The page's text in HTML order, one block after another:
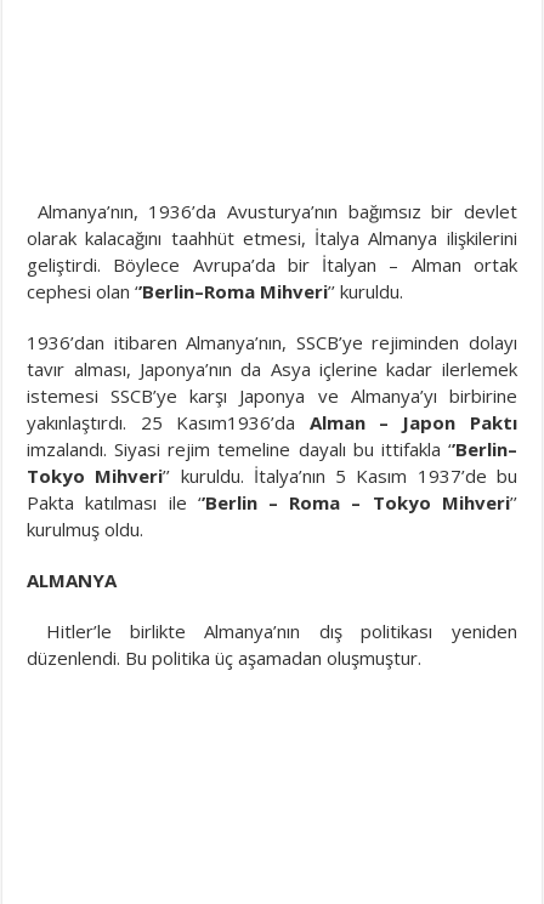
Almanya’nın, 1936’da Avusturya’nın bağımsız bir devlet
olarak kalacağını taahhüt etmesi, İtalya Almanya ilişkilerini
geliştirdi. Böylece Avrupa’da bir İtalyan – Alman ortak
cephesi olan ‘’Berlin–Roma Mihveri’’ kuruldu.
1936’dan itibaren Almanya’nın, SSCB’ye rejiminden dolayı
tavır alması, Japonya’nın da Asya içlerine kadar ilerlemek
istemesi SSCB’ye karşı Japonya ve Almanya’yı birbirine
yakınlaştırdı. 25 Kasım1936’da Alman – Japon Paktı
imzalandı. Siyasi rejim temeline dayalı bu ittifakla ‘’Berlin–
Tokyo Mihveri’’ kuruldu. İtalya’nın 5 Kasım 1937’de bu
Pakta katılması ile ‘’Berlin – Roma – Tokyo Mihveri’’
kurulmuş oldu.
ALMANYA
Hitler’le birlikte Almanya’nın dış politikası yeniden
düzenlendi. Bu politika üç aşamadan oluşmuştur.